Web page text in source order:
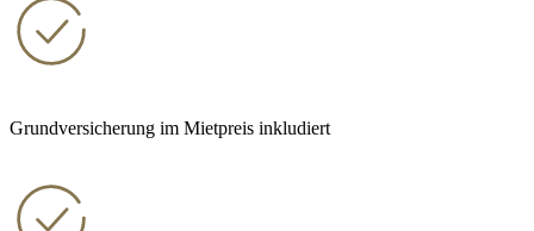
Grundversicherung im Mietpreis inkludiert